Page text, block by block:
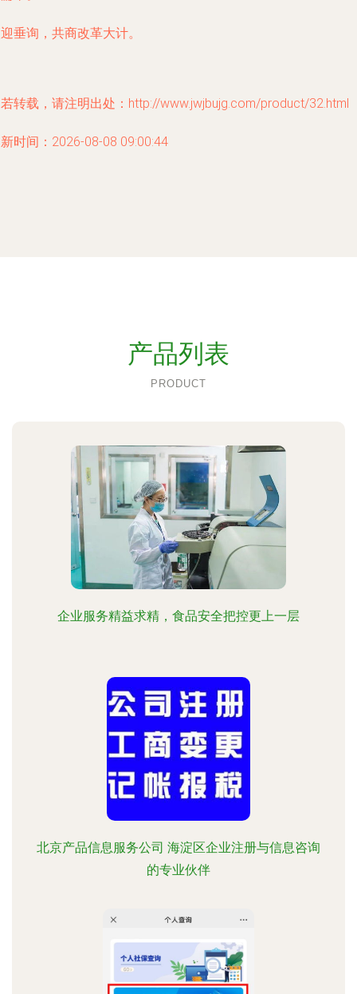
垂询，共商改革大计。
转载，请注明出处：http://www.jwjbujg.com/product/32.html
时间：2026-08-08 09:00:44
产品列表
PRODUCT
企业服务精益求精，食品安全把控更上一层
北京产品信息服务公司 海淀区企业注册与信息咨询
的专业伙伴